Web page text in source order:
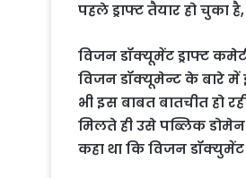
पहले ड्राफ्ट तैयार हो
विजन डॉक्यूमेंट ड्राफ्ट
विजन डॉक्यूमेन्ट के बारे में
भी इस बाबत बातचीत हो
मिलते ही उसे पब्लिक
कहा था कि विजन